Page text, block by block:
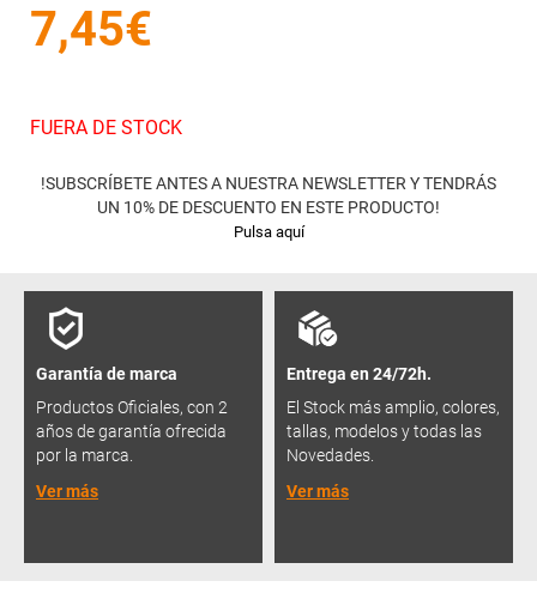
7,45€
FUERA DE STOCK
!SUBSCRÍBETE ANTES A NUESTRA NEWSLETTER Y TENDRÁS
UN 10% DE DESCUENTO EN ESTE PRODUCTO!
Pulsa aquí
Garantía de marca
Productos Oficiales, con 2
años de garantía ofrecida
por la marca.
Ver más
Entrega en 24/72h.
El Stock más amplio, colores,
tallas, modelos y todas las
Novedades.
Ver más